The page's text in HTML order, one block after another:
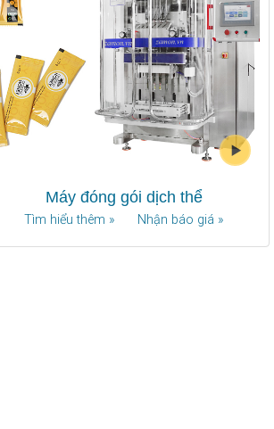
Máy đóng gói dịch thể
Tìm hiểu thêm » Nhận báo giá »